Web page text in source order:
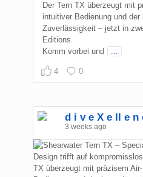
Der Tern TX überzeugt mit
intuitiver Bedienung und der
Zuverlässigkeit – jetzt in
Editions.
Komm vorbei und
...
4 0
d i v e X e ll e n
3 weeks ago